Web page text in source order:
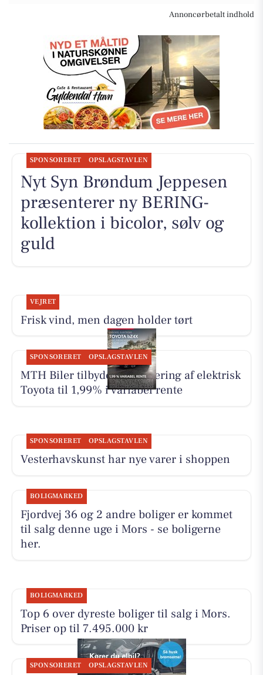
Annoncørbetalt indhold
SPONSORERET OPSLAGSTAVLEN
Nyt Syn Brøndum Jeppesen
præsenterer ny BERING-
kollektion i bicolor, sølv og
guld
VEJRET
Frisk vind, men dagen holder tørt
SPONSORERET OPSLAGSTAVLEN
MTH Biler tilbyder finansiering af elektrisk
Toyota til 1,99% i variabel rente
SPONSORERET OPSLAGSTAVLEN
Vesterhavskunst har nye varer i shoppen
BOLIGMARKED
Fjordvej 36 og 2 andre boliger er kommet
til salg denne uge i Mors - se boligerne
her.
BOLIGMARKED
Top 6 over dyreste boliger til salg i Mors.
Priser op til 7.495.000 kr
SPONSORERET OPSLAGSTAVLEN